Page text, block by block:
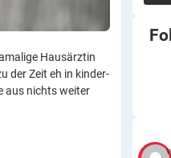
Hausärztin
der Zeit eh in kinder-
aus nichts weiter